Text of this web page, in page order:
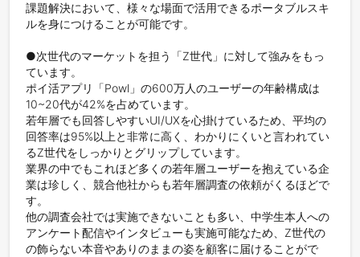
課題解決において、様々な場面で活用できるポータブルスキ
ルを身につけることが可能です。
●次世代のマーケットを担う「Z世代」に対して強みをもっ
ています。
ポイ活アプリ「Powl」の600万人のユーザーの年齢構成は
10~20代が42%を占めています。
若年層でも回答しやすいUI/UXを心掛けているため、平均の
回答率は95%以上と非常に高く、わかりにくいと言われてい
るZ世代をしっかりとグリップしています。
業界の中でもこれほど多くの若年層ユーザーを抱えている企
業は珍しく、競合他社からも若年層調査の依頼がくるほどで
す。
他の調査会社では実施できないことも多い、中学生本人への
アンケート配信やインタビューも実施可能なため、Z世代の
の飾らない本音やありのままの姿を顧客に届けることがで